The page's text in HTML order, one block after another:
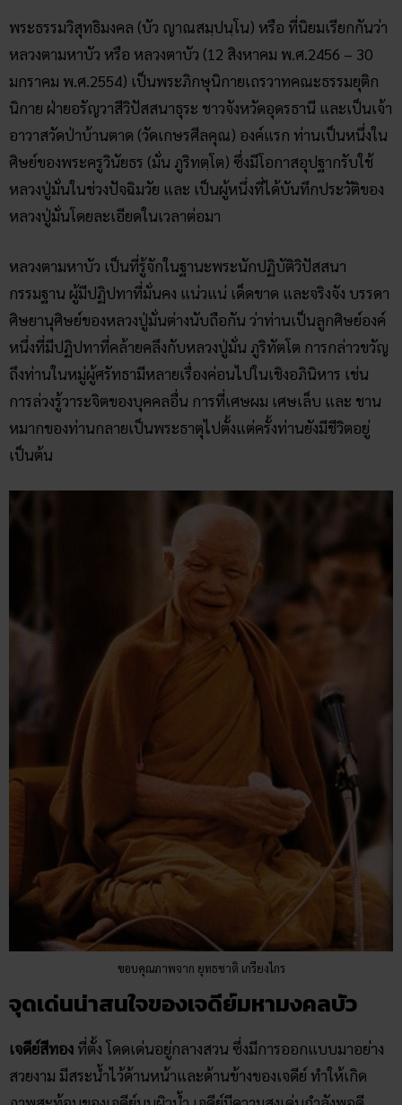
พระธรรมวิสุทธิมงคล (บัว ญาณสมฺปนฺโน) หรือ ที่นิยมเรียกกันว่า
หลวงตามหาบัว หรือ หลวงตาบัว (12 สิงหาคม พ.ศ.2456 – 30
มกราคม พ.ศ.2554) เป็นพระภิกษุนิกายเถรวาทคณะธรรมยุติก
นิกาย ฝ่ายอรัญวาสีวิปัสสนาธุระ ชาวจังหวัดอุดรธานี และเป็นเจ้า
อาวาสวัดป่าบ้านตาด (วัดเกษรศีลคุณ) องค์แรก ท่านเป็นหนึ่งใน
ศิษย์ของพระครูวินัยธร (มั่น ภูริทตฺโต) ซึ่งมีโอกาสอุปฐากรับใช้
หลวงปู่มั่นในช่วงปัจฉิมวัย และ เป็นผู้หนึ่งที่ได้บันทึกประวัติของ
หลวงปู่มั่นโดยละเอียดในเวลาต่อมา
หลวงตามหาบัว เป็นที่รู้จักในฐานะพระนักปฏิบัติวิปัสสนา
กรรมฐาน ผู้มีปฏิปทาที่มั่นคง แน่วแน่ เด็ดขาด และจริงจัง บรรดา
ศิษยานุศิษย์ของหลวงปู่มั่นต่างนับถือกัน ว่าท่านเป็นลูกศิษย์องค์
หนึ่งที่มีปฏิปทาที่คล้ายคลึงกับหลวงปู่มั่น ภูริทัตโต การกล่าวขวัญ
ถึงท่านในหมู่ผู้ศรัทธามีหลายเรื่องค่อนไปในเชิงอภินิหาร เช่น
การล่วงรู้วาระจิตของบุคคลอื่น การที่เศษผม เศษเล็บ และ ชาน
หมากของท่านกลายเป็นพระธาตุไปตั้งแต่ครั้งท่านยังมีชีวิตอยู่
เป็นต้น
ขอบคุณภาพจาก ยุทธชาติ เกรียงไกร
จุดเด่นน่าสนใจของเจดีย์มหามงคลบัว
เจดีย์สีทอง ที่ตั้ง โดดเด่นอยู่กลางสวน ซึ่งมีการออกแบบมาอย่าง
สวยงาม มีสระน้ำไว้ด้านหน้าและด้านข้างของเจดีย์ ทำให้เกิด